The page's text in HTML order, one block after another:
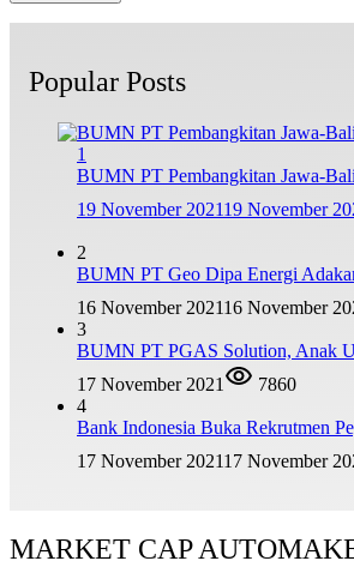
Popular Posts
1
BUMN PT Pembangkitan Jawa-
19 November 202119 November
2
BUMN PT Geo Dipa Energi
16 November 202116 November
3
BUMN PT PGAS Solution, Anak
17 November 2021
7860
4
Bank Indonesia Buka Rekrutmen
17 November 202117 November
MARKET CAP